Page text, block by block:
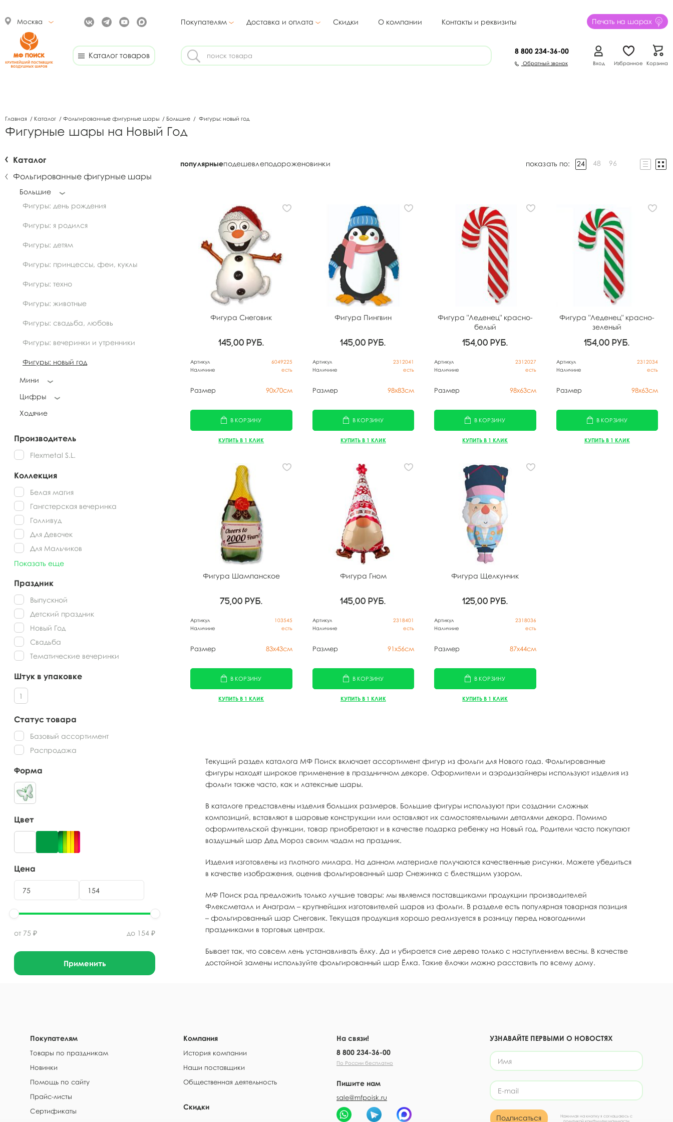
Москва Покупателям Доставка и оплата Скидки О компании Контакты и реквизиты Печать на шарах
Каталог товаров 8 800 234-36-00
Обратный звонок Вход Избранное Корзина
Главная / Каталог / Фольгированные фигурные шары / Большие / Фигуры: новый год
Фигурные шары на Новый Год
Каталог
Фольгированные фигурные шары
Большие
Фигуры: день рождения
Фигуры: я родился
Фигуры: детям
Фигуры: принцессы, феи, куклы
Фигуры: техно
Фигуры: животные
Фигуры: свадьба, любовь
Фигуры: вечеринки и утренники
Фигуры: новый год
Мини
Цифры
Ходячие
Производитель
Flexmetal S.L.
Коллекция
Белая магия
Гангстерская вечеринка
Голливуд
Для Девочек
Для Мальчиков
Показать еще
Праздник
Выпускной
Детский праздник
Новый Год
Свадьба
Тематические вечеринки
Штук в упаковке
1
Статус товара
Базовый ассортимент
Распродажа
Форма
Цвет
Цена
от 75 ₽ до 154 ₽
Применить
популярныеподешевлеподороженовинки показать по: 24 48 96
Фигура Снеговик
145,00 руб.
Артикул
6049225
Наличиие
есть
Размер 90х70см
В КОРЗИНУ
КУПИТЬ В 1 КЛИК
Фигура Пингвин
145,00руб.
Артикул
2312041
Наличиие
есть
Размер 98х83см
В КОРЗИНУ
КУПИТЬ В 1 КЛИК
Фигура "Леденец" красно-
белый
154,00 руб.
Артикул
2312027
Наличиие
есть
Размер 98х63см
В КОРЗИНУ
КУПИТЬ В 1 КЛИК
Фигура "Леденец" красно-
зеленый
154,00руб.
Артикул
2312034
Наличиие
есть
Размер 98х63см
В КОРЗИНУ
КУПИТЬ В 1 КЛИК
Фигура Шампанское
75,00 руб.
Артикул
103545
Наличиие
есть
Размер 83х43см
В КОРЗИНУ
КУПИТЬ В 1 КЛИК
Фигура Гном
145,00 руб.
Артикул
2318401
Наличиие
есть
Размер 91х56см
В КОРЗИНУ
КУПИТЬ В 1 КЛИК
Фигура Щелкунчик
125,00 руб.
Артикул
2318036
Наличиие
есть
Размер 87х44см
В КОРЗИНУ
КУПИТЬ В 1 КЛИК
Текущий раздел каталога МФ Поиск включает ассортимент фигур из фольги для Нового года. Фольгированные
фигуры находят широкое применение в праздничном декоре. Оформители и аэродизайнеры используют изделия из
фольги также часто, как и латексные шары.
В каталоге представлены изделия больших размеров. Большие фигуры используют при создании сложных
композиций, вставляют в шаровые конструкции или оставляют их самостоятельными деталями декора. Помимо
оформительской функции, товар приобретают и в качестве подарка ребенку на Новый год. Родители часто покупают
воздушный шар Дед Мороз своим чадам на праздник.
Изделия изготовлены из плотного милара. На данном материале получаются качественные рисунки. Можете убедиться
в качестве изображения, оценив фольгированный шар Снежинка с блестящим узором.
МФ Поиск рад предложить только лучшие товары: мы являемся поставщиками продукции производителей
Флексметалл и Анаграм – крупнейших изготовителей шаров из фольги. В разделе есть популярная товарная позиция
– фольгированный шар Снеговик. Текущая продукция хорошо реализуется в розницу перед новогодними
праздниками в торговых центрах.
Бывает так, что совсем лень устанавливать ёлку. Да и убирается сие дерево только с наступлением весны. В качестве
достойной замены используйте фольгированный шар Ёлка. Такие ёлочки можно расставить по всему дому.
Покупателям
Товары по праздникам
Новинки
Помощь по сайту
Прайс-листы
Сертификаты
Компания
История компании
Наши поставщики
Общественная деятельность
Скидки
На связи!
8 800 234-36-00
По России бесплатно
Пишите нам
sale@mfpoisk.ru
УЗНАВАЙТЕ ПЕРВЫМИ О НОВОСТЯХ
Подписаться
Нажимая на кнопку я соглашаюсь с
политикой конфиденциальности